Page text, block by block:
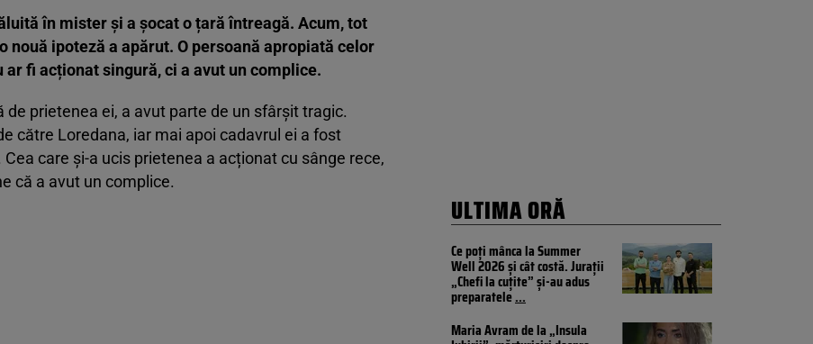
în mister și a șocat o țară întreagă. Acum, tot
ipoteză a apărut. O persoană apropiată celor
ar fi acționat singură, ci a avut un complice.
de prietenea ei, a avut parte de un sfârșit tragic.
către Loredana, iar mai apoi cadavrul ei a fost
care și-a ucis prietenea a acționat cu sânge rece,
că a avut un complice.
ULTIMA ORĂ
Ce poți mânca la Summer
Well 2026 și cât costă. Jurații
„Chefi la cuțite” și-au adus
preparatele...
Maria Avram de la „Insula